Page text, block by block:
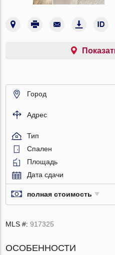
Город
Адрес
Тип
Спален
Площадь
Дата сдачи
полная стоимость
MLS #:917325
ОСОБЕННОСТИ